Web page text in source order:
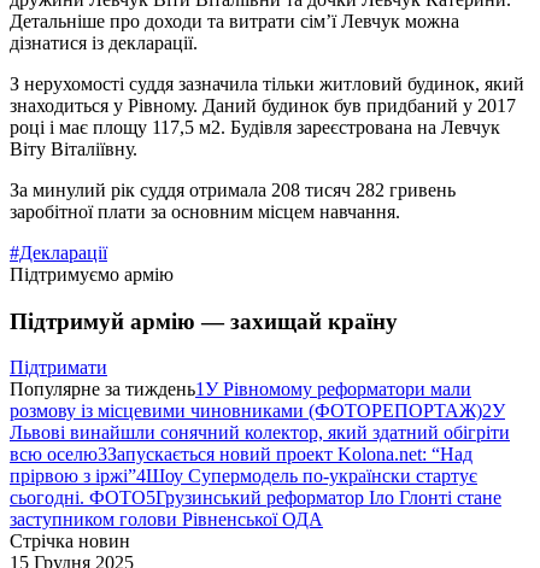
Детальніше про доходи та витрати сім’ї Левчук можна
дізнатися із декларації.
З нерухомості суддя зазначила тільки житловий будинок, який
знаходиться у Рівному. Даний будинок був придбаний у 2017
році і має площу 117,5 м2. Будівля зареєстрована на Левчук
Віту Віталіївну.
За минулий рік суддя отримала 208 тисяч 282 гривень
заробітної плати за основним місцем навчання.
#Декларації
Підтримуємо армію
Підтримуй армію — захищай країну
Підтримати
Популярне за тиждень1У Рівномому реформатори мали
розмову із місцевими чиновниками (ФОТОРЕПОРТАЖ)2У
Львові винайшли сонячний колектор, який здатний обігріти
всю оселю3Запускається новий проект Kolona.net: “Над
прірвою з іржі”4Шоу Супермодель по-українски стартує
сьогодні. ФОТО5Грузинський реформатор Іло Глонті стане
заступником голови Рівненської ОДА
Стрічка новин
15 Грудня 2025